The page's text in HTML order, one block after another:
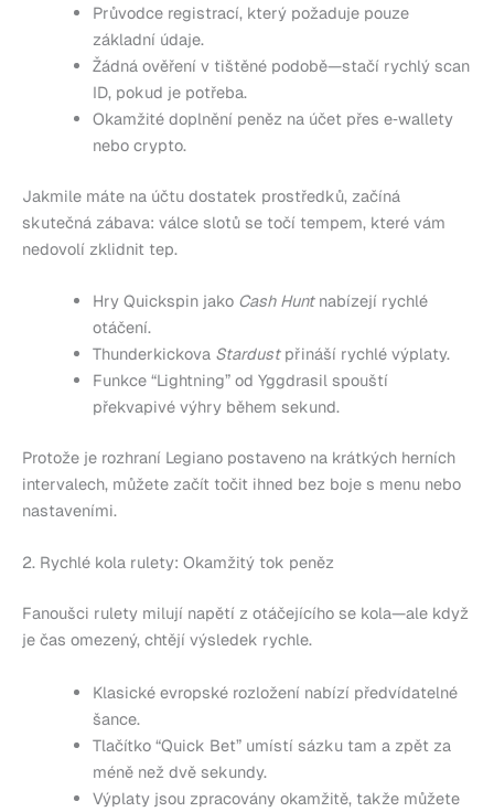
Průvodce registrací, který požaduje pouze
základní údaje.
Žádná ověření v tištěné podobě—stačí rychlý scan
ID, pokud je potřeba.
Okamžité doplnění peněz na účet přes e‑wallety
nebo crypto.
Jakmile máte na účtu dostatek prostředků, začíná
skutečná zábava: válce slotů se točí tempem, které vám
nedovolí zklidnit tep.
Hry Quickspin jako Cash Huntnabízejí rychlé
otáčení.
Thunderkickova Stardustpřináší rychlé výplaty.
Funkce “Lightning” od Yggdrasil spouští
překvapivé výhry během sekund.
Protože je rozhraní Legiano postaveno na krátkých herních
intervalech, můžete začít točit ihned bez boje s menu nebo
nastaveními.
2. Rychlé kola rulety: Okamžitý tok peněz
Fanoušci rulety milují napětí z otáčejícího se kola—ale když
je čas omezený, chtějí výsledek rychle.
Klasické evropské rozložení nabízí předvídatelné
šance.
Tlačítko “Quick Bet” umístí sázku tam a zpět za
méně než dvě sekundy.
Výplaty jsou zpracovány okamžitě, takže můžete